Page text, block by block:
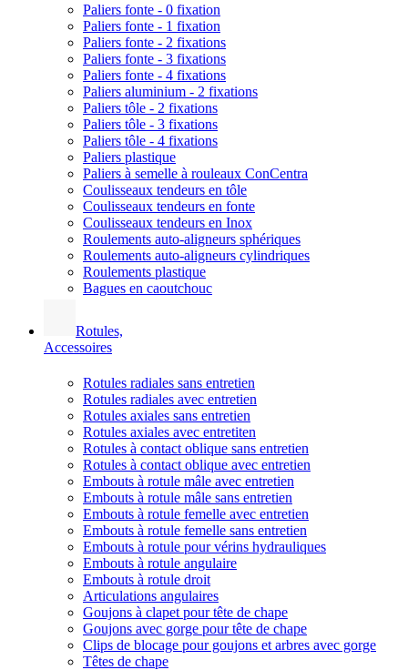
Paliers fonte - 0 fixation
Paliers fonte - 1 fixation
Paliers fonte - 2 fixations
Paliers fonte - 3 fixations
Paliers fonte - 4 fixations
Paliers aluminium - 2 fixations
Paliers tôle - 2 fixations
Paliers tôle - 3 fixations
Paliers tôle - 4 fixations
Paliers plastique
Paliers à semelle à rouleaux ConCentra
Coulisseaux tendeurs en tôle
Coulisseaux tendeurs en fonte
Coulisseaux tendeurs en Inox
Roulements auto-aligneurs sphériques
Roulements auto-aligneurs cylindriques
Roulements plastique
Bagues en caoutchouc
Rotules,
Accessoires
Rotules radiales sans entretien
Rotules radiales avec entretien
Rotules axiales sans entretien
Rotules axiales avec entretiten
Rotules à contact oblique sans entretien
Rotules à contact oblique avec entretien
Embouts à rotule mâle avec entretien
Embouts à rotule mâle sans entretien
Embouts à rotule femelle avec entretien
Embouts à rotule femelle sans entretien
Embouts à rotule pour vérins hydrauliques
Embouts à rotule angulaire
Embouts à rotule droit
Articulations angulaires
Goujons à clapet pour tête de chape
Goujons avec gorge pour tête de chape
Clips de blocage pour goujons et arbres avec gorge
Têtes de chape